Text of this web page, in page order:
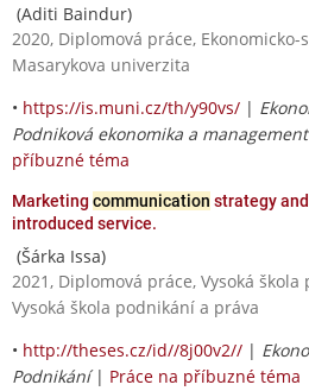
(Aditi Baindur)
2020, Diplomová práce,
Masarykova univerzita
• https://is.muni.cz/th/y90vs/ |
Podniková ekonomika a
příbuzné téma
Marketing communication strategy and
introduced service.
(Šárka Issa)
2021, Diplomová práce, Vysoká
Vysoká škola podnikání a práva
• http://theses.cz/id//8j00v2// |
Podnikání| Práce na příbuzné téma